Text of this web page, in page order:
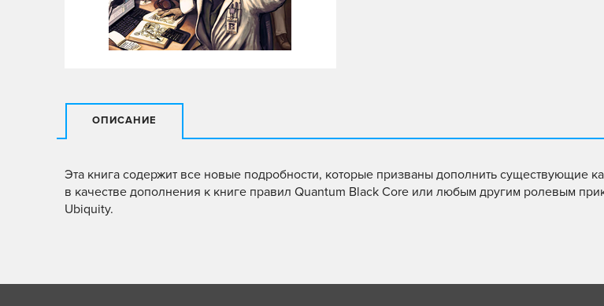
ОПИСАНИЕ
Эта книга содержит все новые подробности, которые призваны дополнить существующие
в качестве дополнения к книге правил Quantum Black Core или любым другим ролевым
Ubiquity.